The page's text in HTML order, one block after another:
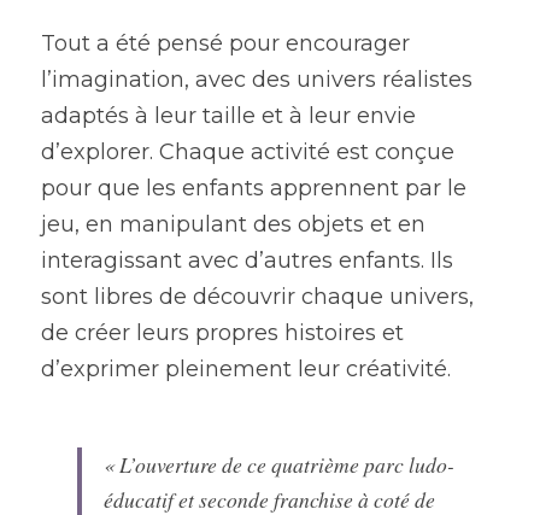
Tout a été pensé pour encourager
l’imagination, avec des univers réalistes
adaptés à leur taille et à leur envie
d’explorer. Chaque activité est conçue
pour que les enfants apprennent par le
jeu, en manipulant des objets et en
interagissant avec d’autres enfants. Ils
sont libres de découvrir chaque univers,
de créer leurs propres histoires et
d’exprimer pleinement leur créativité.
« L’ouverture de ce quatrième parc ludo-
éducatif et seconde franchise à coté de